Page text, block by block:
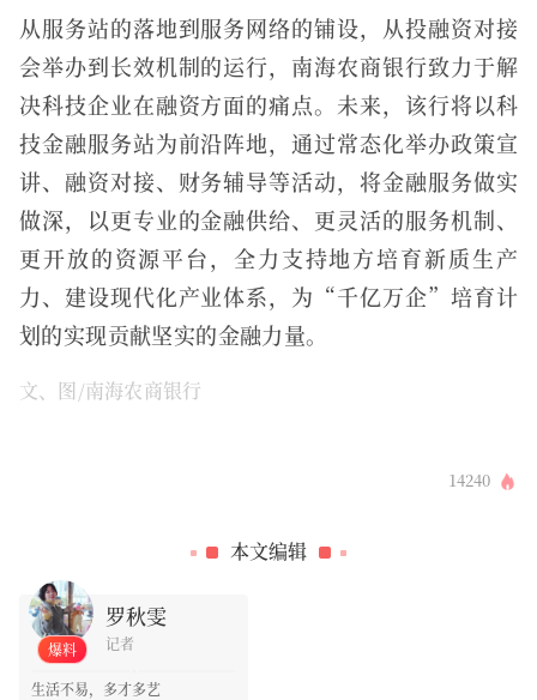
从服务站的落地到服务网络的铺设，从投融资对接
会举办到长效机制的运行，南海农商银行致力于解
决科技企业在融资方面的痛点。未来，该行将以科
技金融服务站为前沿阵地，通过常态化举办政策宣
讲、融资对接、财务辅导等活动，将金融服务做实
做深，以更专业的金融供给、更灵活的服务机制、
更开放的资源平台，全力支持地方培育新质生产
力、建设现代化产业体系，为“千亿万企”培育计
划的实现贡献坚实的金融力量。
文、图/南海农商银行
14240
本文编辑
爆料
罗秋雯
记者
生活不易，多才多艺